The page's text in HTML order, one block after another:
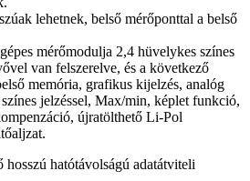
lehetnek, belső mérőponttal a belső
mérőmodulja 2,4 hüvelykes színes
van felszerelve, és a következő
memória, grafikus kijelzés, analóg
jelzéssel, Max/min, képlet funkció,
újratölthető Li-Pol
hatótávolságú adatátviteli